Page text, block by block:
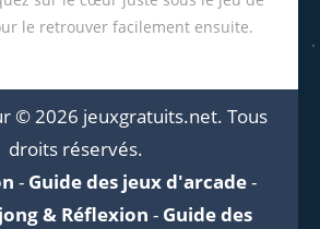
le retrouver facilement ensuite.
© 2026 jeuxgratuits.net. Tous
droits réservés.
- Guide des jeux d'arcade-
& Réflexion - Guide des